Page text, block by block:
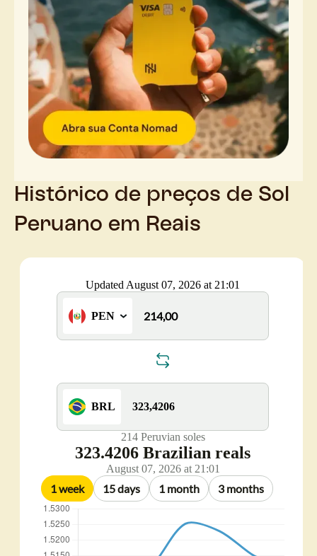
Histórico de preços de Sol
Peruano em Reais